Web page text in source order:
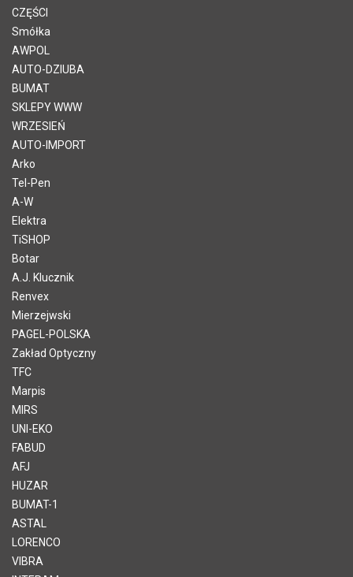
CZĘŚCI
Smółka
AWPOL
AUTO-DZIUBA
BUMAT
SKLEPY WWW
WRZESIEŃ
AUTO-IMPORT
Arko
Tel-Pen
A-W
Elektra
TiSHOP
Botar
A.J. Klucznik
Renvex
Mierzejwski
PAGEL-POLSKA
Zakład Optyczny
TFC
Marpis
MIRS
UNI-EKO
FABUD
AFJ
HUZAR
BUMAT-1
ASTAL
LORENCO
VIBRA